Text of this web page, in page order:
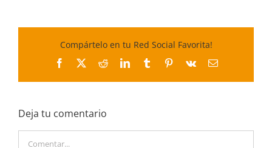
Compártelo en tu Red Social Favorita!
Facebook
X RedditLinkedInTumblrPinterest
Vk
Correo
Deja tu comentario